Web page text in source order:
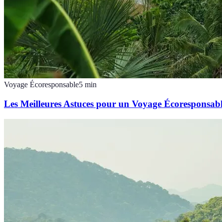
Voyage Écoresponsable5 min
Les Meilleures Astuces pour un Voyage